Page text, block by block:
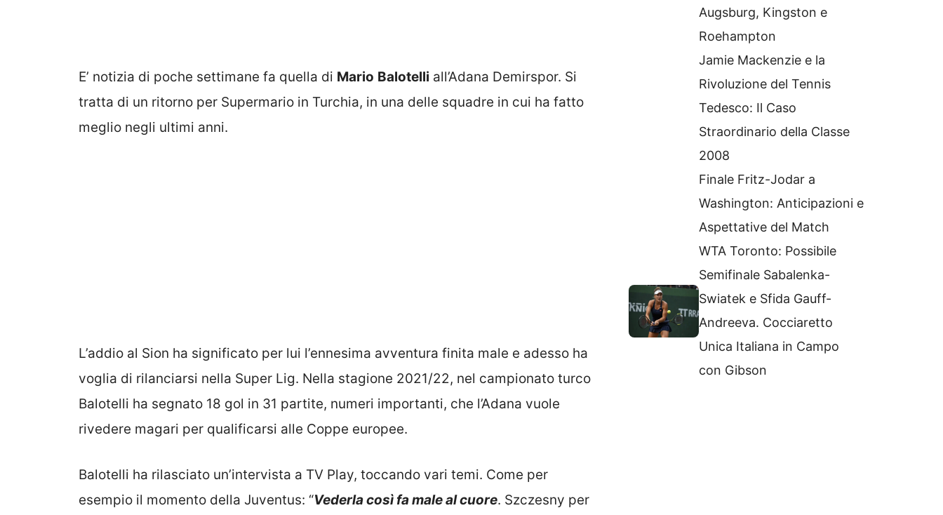
E’ notizia di poche settimane fa quella di Mario Balotelli all’Adana Demirspor. Si
tratta di un ritorno per Supermario in Turchia, in una delle squadre in cui ha fatto
meglio negli ultimi anni.
L’addio al Sion ha significato per lui l’ennesima avventura finita male e adesso ha
voglia di rilanciarsi nella Super Lig. Nella stagione 2021/22, nel campionato turco
Balotelli ha segnato 18 gol in 31 partite, numeri importanti, che l’Adana vuole
rivedere magari per qualificarsi alle Coppe europee.
Balotelli ha rilasciato un’intervista a TV Play, toccando vari temi. Come per
esempio il momento della Juventus: “Vederla così fa male al cuore. Szczesny per
Augsburg, Kingston e
Roehampton
Jamie Mackenzie e la
Rivoluzione del Tennis
Tedesco: Il Caso
Straordinario della Classe
2008
Finale Fritz-Jodar a
Washington: Anticipazioni e
Aspettative del Match
WTA Toronto: Possibile
Semifinale Sabalenka-
Swiatek e Sfida Gauff-
Andreeva. Cocciaretto
Unica Italiana in Campo
con Gibson